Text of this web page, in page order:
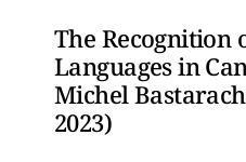
The Recognition
Languages in
Michel
2023)